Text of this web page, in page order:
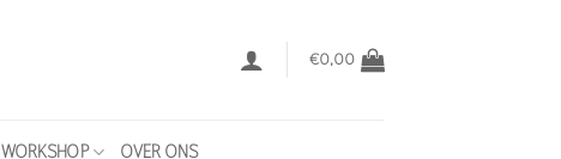
€0,00
WORKSHOP OVER ONS